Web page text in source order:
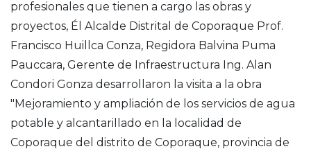
profesionales que tienen a cargo las obras y
proyectos, Él Alcalde Distrital de Coporaque Prof.
Francisco Huillca Conza, Regidora Balvina Puma
Pauccara, Gerente de Infraestructura Ing. Alan
Condori Gonza desarrollaron la visita a la obra
"Mejoramiento y ampliación de los servicios de agua
potable y alcantarillado en la localidad de
Coporaque del distrito de Coporaque, provincia de